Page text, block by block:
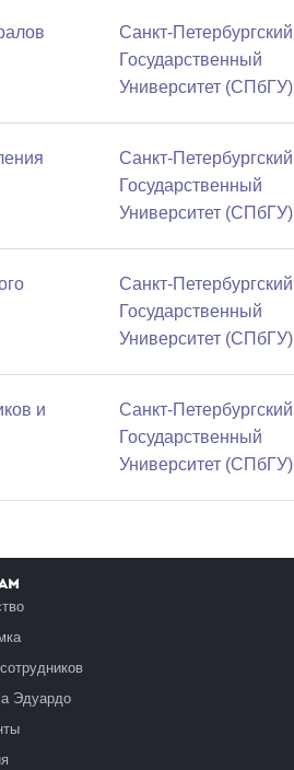
Санкт-Петербургский
Государственный
Университет (СПбГУ)
Санкт-Петербургский
Государственный
Университет (СПбГУ)
Санкт-Петербургский
Государственный
Университет (СПбГУ)
и
Санкт-Петербургский
Государственный
Университет (СПбГУ)
Эдуардо